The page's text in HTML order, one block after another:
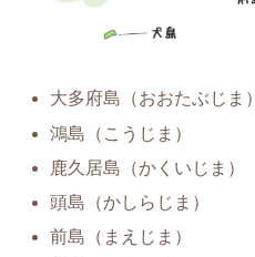
大多府島（おおたぶじま）
鴻島（こうじま）
鹿久居島（かくいじま）
頭島（かしらじま）
前島（まえじま）